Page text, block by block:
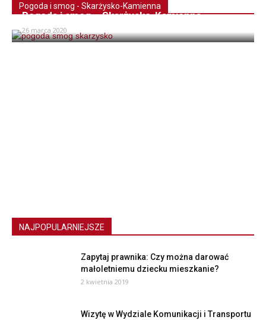
Pogoda i smog - Skarżysko-Kamienna
Pogoda i smog – Skarżysko-Kamienna
26 marca 2020
NAJPOPULARNIEJSZE
Zapytaj prawnika: Czy można darować
małoletniemu dziecku mieszkanie?
2 kwietnia 2019
Wizytę w Wydziale Komunikacji i Transportu